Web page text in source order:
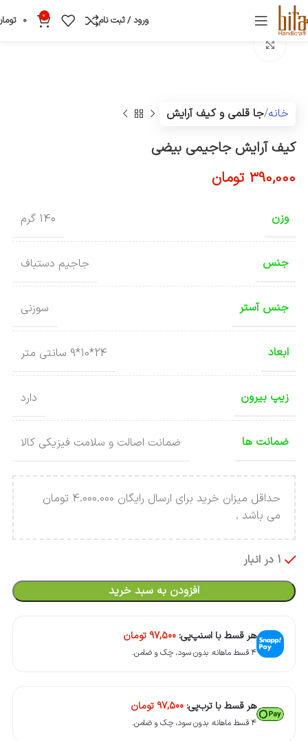
ورود / ثبت نام 0
0
خانه جا قلمی و کیف آرایش
کیف آرایش جاجیمی بیضی
390,000 تومان
وزن 140 گرم
جنس جاجیم دستباف
جنس آستر سوزنی
ابعاد 24*10*9 سانتی متر
زیپ بیرون دارد
ضمانت ها ضمانت اصالت و سلامت فیزیکی کالا
حداقل میزان خرید برای ارسال رایگان 4.000.000 تومان
می باشد .
1 در انبار
افزودن به سبد خرید
هر قسط با اسنپ‌پی: 97,500 تومان
۴ قسط ماهانه. بدون سود، چک و ضامن.
هر قسط با ترب‌پی: 97,500 تومان
۴ قسط ماهانه. بدون سود، چک و ضامن.